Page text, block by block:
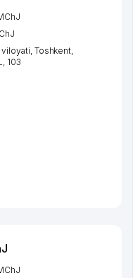
viloyati, Toshkent,
, 103